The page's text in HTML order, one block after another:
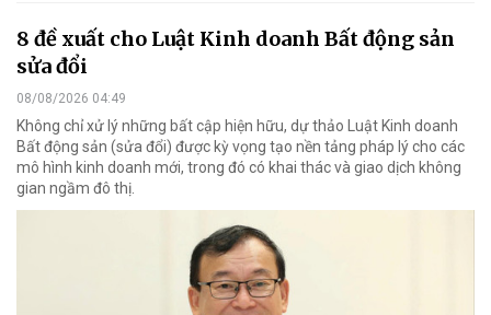
8 đề xuất cho Luật Kinh doanh Bất động sản
sửa đổi
08/08/2026 04:49
Không chỉ xử lý những bất cập hiện hữu, dự thảo Luật Kinh doanh
Bất động sản (sửa đổi) được kỳ vọng tạo nền tảng pháp lý cho các
mô hình kinh doanh mới, trong đó có khai thác và giao dịch không
gian ngầm đô thị.